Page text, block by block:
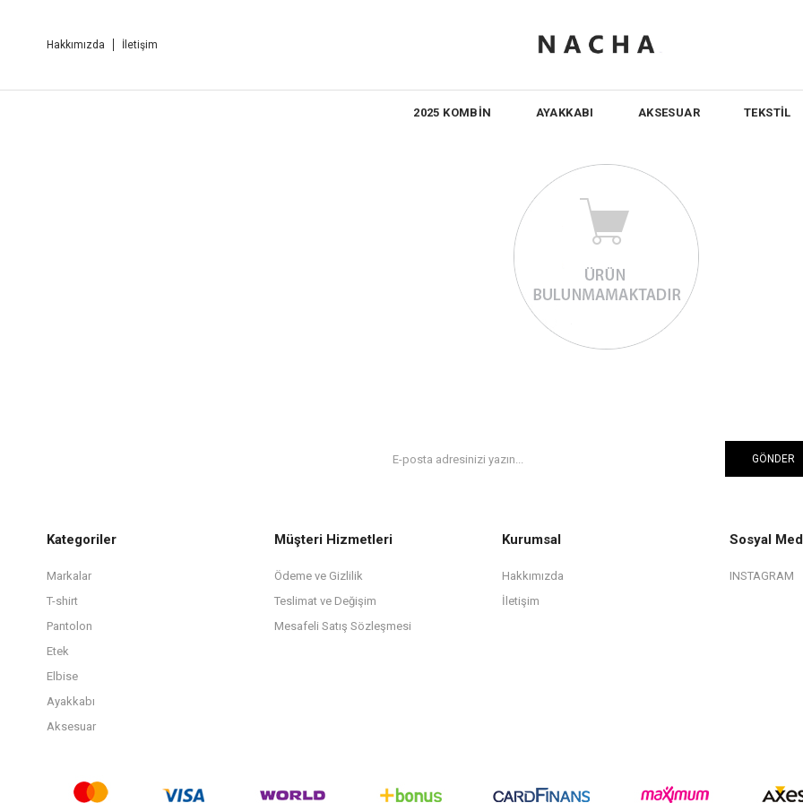
Hakkımızda İletişim
2025 KOMBİN AYAKKABI AKSESUAR TEKSTİL
GÖNDER
Kategoriler
Markalar
T-shirt
Pantolon
Etek
Elbise
Ayakkabı
Aksesuar
Müşteri Hizmetleri
Ödeme ve Gizlilik
Teslimat ve Değişim
Mesafeli Satış Sözleşmesi
Kurumsal
Hakkımızda
İletişim
Sosyal
INSTAGRAM